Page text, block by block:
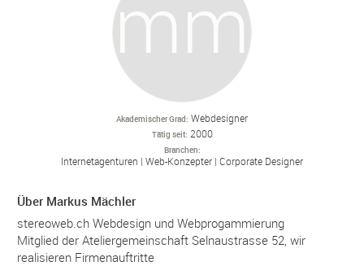
Akademischer Grad Webdesigner
Tätig seit 2000
Branchen
Internetagenturen Web-Konzepter Corporate Designer
Über Markus Mächler
stereoweb.ch Webdesign und Webprogammierung
Mitglied der Ateliergemeinschaft Selnaustrasse 52, wir
realisieren Firmenauftritte